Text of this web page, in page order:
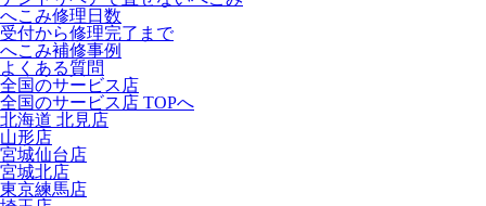
へこみ修理日数
受付から修理完了まで
へこみ補修事例
よくある質問
全国のサービス店
全国のサービス店 TOPへ
北海道 北見店
山形店
宮城仙台店
宮城北店
東京練馬店